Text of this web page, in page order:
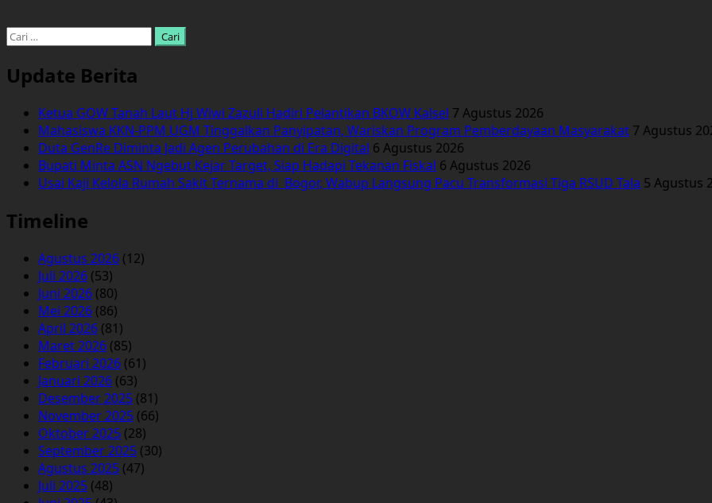
Dua
Sekolah
di
Kintap,
LCM
Serap
Fresh
Graduate
di
Karyawan
Cari
Update Berita
Ketua GOW Tanah Laut Hj Wiwi Zazuli Hadiri Pelantikan BKOW Kalsel 7 Agustus 2026
Mahasiswa KKN-PPM UGM Tinggalkan Panyipatan, Wariskan Program Pemberdayaan Masyarakat 7 Agustus
Duta GenRe Diminta Jadi Agen Perubahan di Era Digital 6 Agustus 2026
Bupati Minta ASN Ngebut Kejar Target, Siap Hadapi Tekanan Fiskal 6 Agustus 2026
Usai Kaji Kelola Rumah Sakit Ternama di Bogor, Wabup Langsung Pacu Transformasi Tiga RSUD Tala 5 Agustus
Timeline
Agustus 2026 (12)
Juli 2026 (53)
Juni 2026 (80)
Mei 2026 (86)
April 2026 (81)
Maret 2026 (85)
Februari 2026 (61)
Januari 2026 (63)
Desember 2025 (81)
November 2025 (66)
Oktober 2025 (28)
September 2025 (30)
Agustus 2025 (47)
Juli 2025 (48)